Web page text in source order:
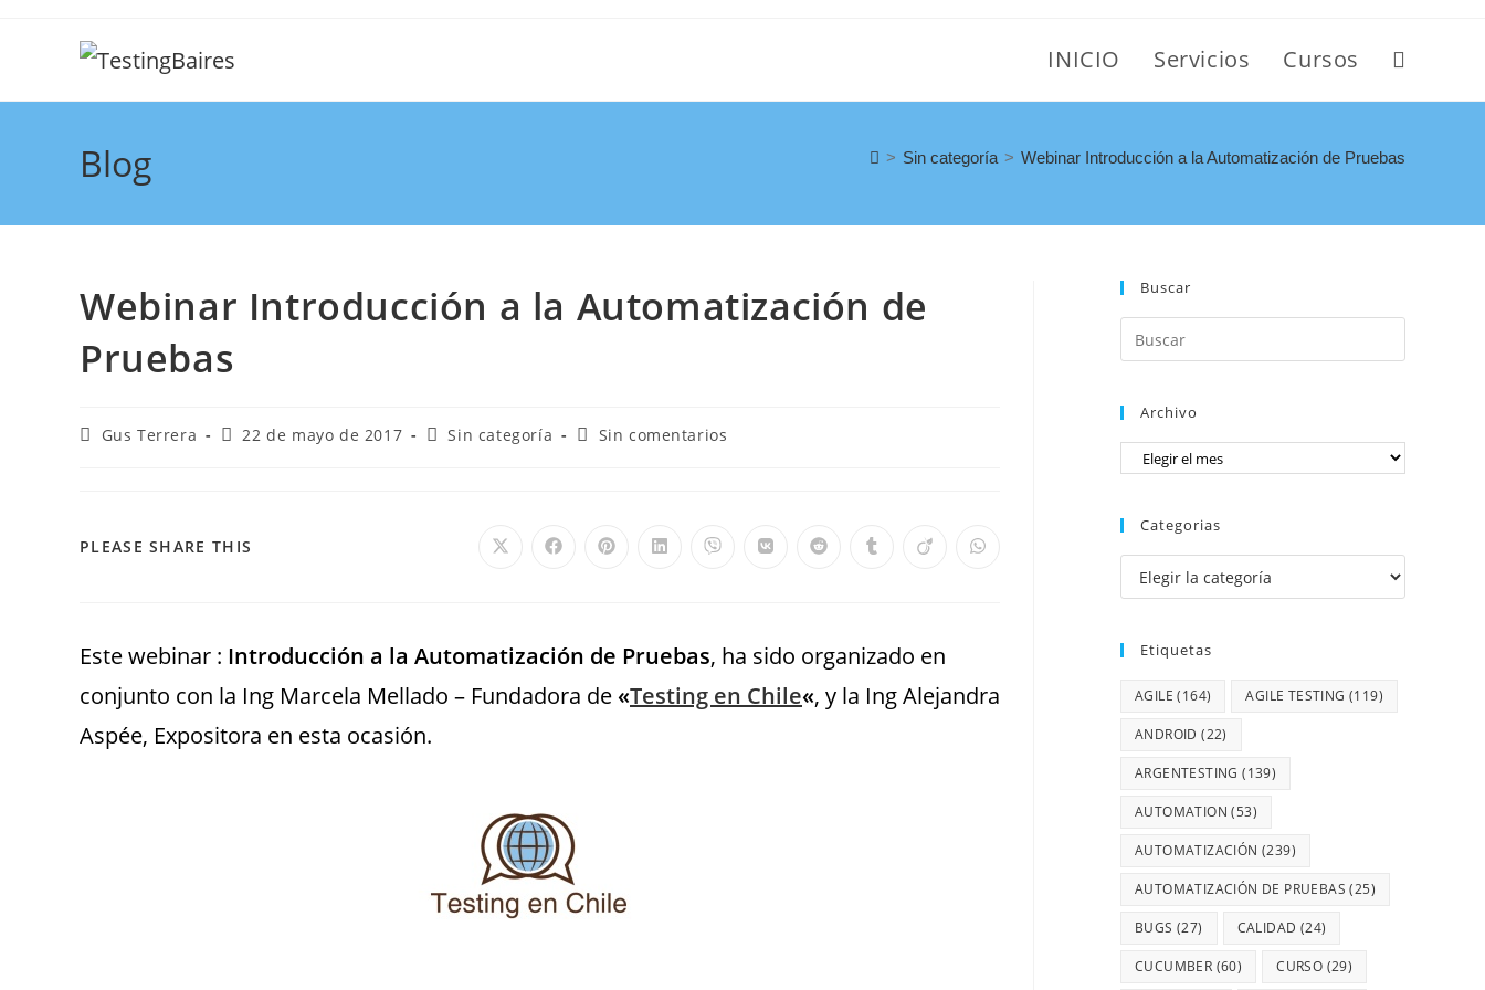
INICIO Servicios Cursos
Blog > Sin categoría > Webinar Introducción a la Automatización de Pruebas
Webinar Introducción a la Automatización de
Pruebas
Gus Terrera 22 de mayo de 2017 Sin categoría Sin comentarios
PLEASE SHARE THIS
Este webinar : Introducción a la Automatización de Pruebas, ha sido organizado en
conjunto con la Ing Marcela Mellado – Fundadora de«Testing en Chile«, y la Ing Alejandra
Aspée, Expositora en esta ocasión.
Buscar
Archivo
Categorias
Etiquetas
AGILE (164) AGILE TESTING (119)
ANDROID (22)
ARGENTESTING (139)
AUTOMATION (53)
AUTOMATIZACIÓN (239)
AUTOMATIZACIÓN DE PRUEBAS (25)
BUGS (27) CALIDAD (24)
CUCUMBER (60) CURSO (29)